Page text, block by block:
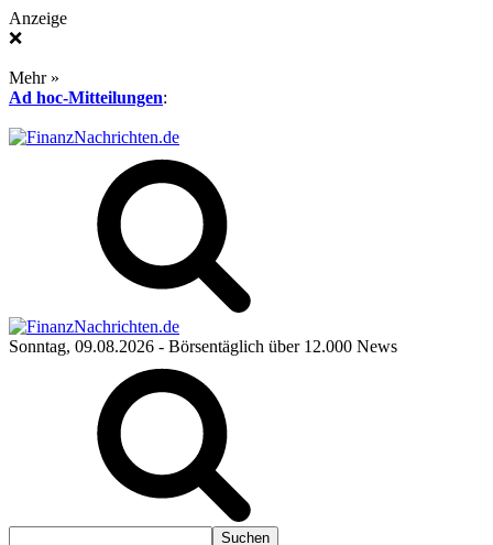
Anzeige
❌
Mehr »
Ad hoc-Mitteilungen:
Sonntag, 09.08.2026 - Börsentäglich über 12.000 News